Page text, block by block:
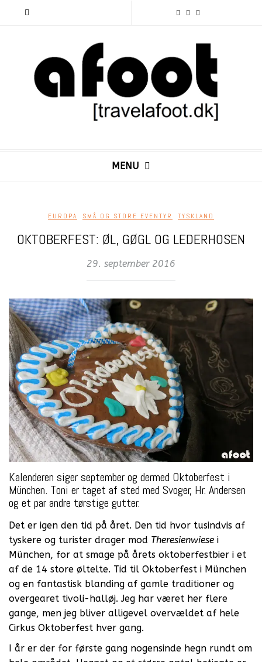
MENU
EUROPA SMÅ OG STORE EVENTYR TYSKLAND
OKTOBERFEST: ØL, GØGL OG LEDERHOSEN
29. september 2016
Kalenderen siger september og dermed Oktoberfest i
München. Toni er taget af sted med Svoger, Hr. Andersen
og et par andre tørstige gutter.
Det er igen den tid på året. Den tid hvor tusindvis af
tyskere og turister drager mod Theresienwiese i
München, for at smage på årets oktoberfestbier i et
af de 14 store øltelte. Tid til Oktoberfest i München
og en fantastisk blanding af gamle traditioner og
overgearet tivoli-halløj. Jeg har været her flere
gange, men jeg bliver alligevel overvældet af hele
Cirkus Oktoberfest hver gang.
I år er der for første gang nogensinde hegn rundt om